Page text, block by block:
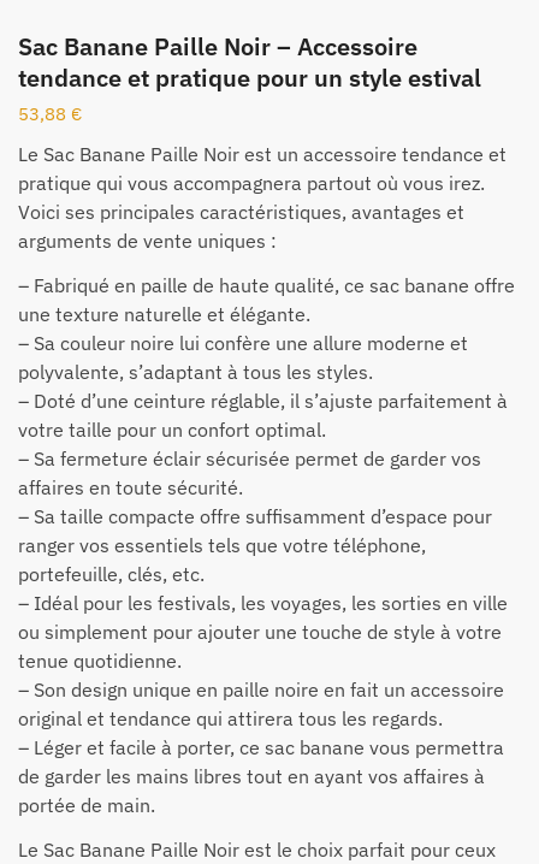
Sac Banane Paille Noir – Accessoire
tendance et pratique pour un style estival
53,88 €
Le Sac Banane Paille Noir est un accessoire tendance et
pratique qui vous accompagnera partout où vous irez.
Voici ses principales caractéristiques, avantages et
arguments de vente uniques :
– Fabriqué en paille de haute qualité, ce sac banane offre
une texture naturelle et élégante.
– Sa couleur noire lui confère une allure moderne et
polyvalente, s’adaptant à tous les styles.
– Doté d’une ceinture réglable, il s’ajuste parfaitement à
votre taille pour un confort optimal.
– Sa fermeture éclair sécurisée permet de garder vos
affaires en toute sécurité.
– Sa taille compacte offre suffisamment d’espace pour
ranger vos essentiels tels que votre téléphone,
portefeuille, clés, etc.
– Idéal pour les festivals, les voyages, les sorties en ville
ou simplement pour ajouter une touche de style à votre
tenue quotidienne.
– Son design unique en paille noire en fait un accessoire
original et tendance qui attirera tous les regards.
– Léger et facile à porter, ce sac banane vous permettra
de garder les mains libres tout en ayant vos affaires à
portée de main.
Le Sac Banane Paille Noir est le choix parfait pour ceux